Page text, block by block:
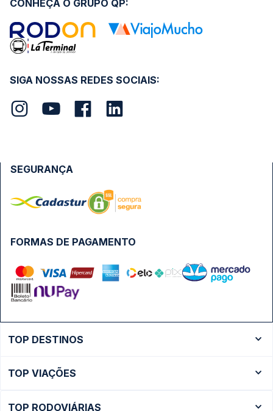
SIGA NOSSAS REDES SOCIAIS:
CONHEÇA O GRUPO QP:
FORMAS DE PAGAMENTO
SEGURANÇA
TOP DESTINOS
Ônibus São Paulo
TOP VIAÇÕES
TOP RODOVIÁRIAS